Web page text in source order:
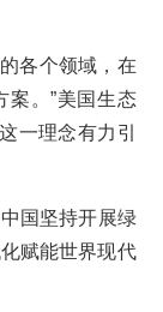
各个领域，在
案。”美国生态
一理念有力引
国坚持开展绿
赋能世界现代